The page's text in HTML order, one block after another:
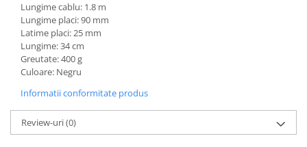
Lungime cablu: 1.8 m
Lungime placi: 90 mm
Latime placi: 25 mm
Lungime: 34 cm
Greutate: 400 g
Culoare: Negru
Informatii conformitate produs
Review-uri(0)